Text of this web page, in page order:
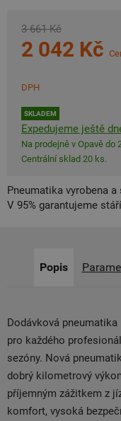
3 661 Kč
2 042 Kč
DPH
SKLADEM
Expedujeme ještě
Na prodejně v Opavě do
Centrální sklad 20 ks.
Pneumatika vyrobena a
V 95% garantujeme
Popis
Dodávková
pro každého
sezóny. Nová
dobrý kilometrový
příjemným zážitkem z
komfort, vysoká